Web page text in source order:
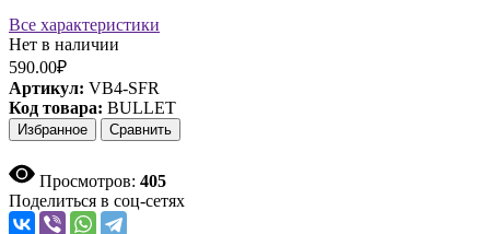
Все характеристики
Нет в наличии
590.00₽
Артикул: VB4-SFR
Код товара: BULLET
Избранное Сравнить
Просмотров: 405
Поделиться в соц-сетях